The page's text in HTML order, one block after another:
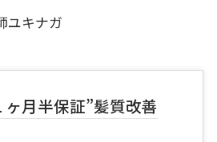
ユキナガ
月半保証”髪質改善